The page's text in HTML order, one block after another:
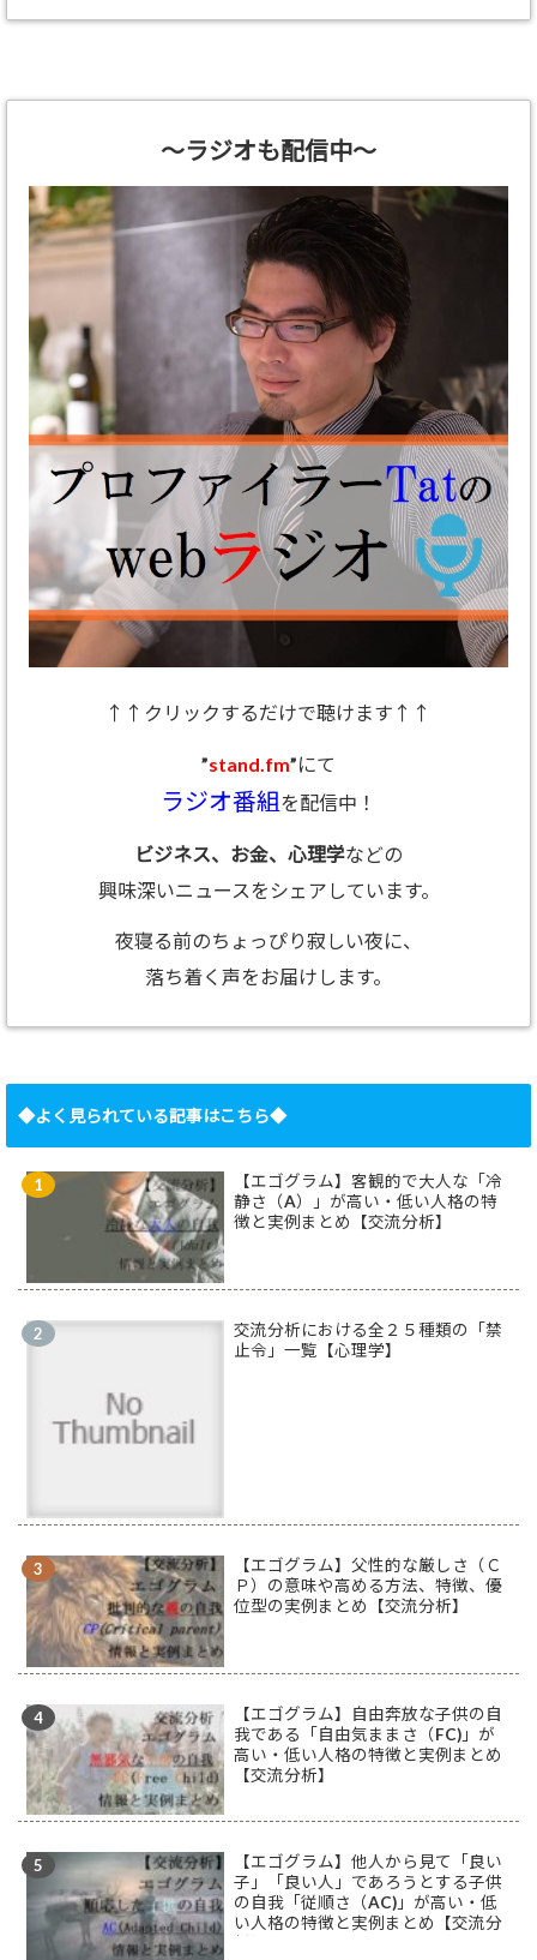
～ラジオも配信中～
↑↑クリックするだけで聴けます↑↑
”stand.fm”にて
ラジオ番組を配信中！
ビジネス、お金、心理学などの
興味深いニュースをシェアしています。
夜寝る前のちょっぴり寂しい夜に、
落ち着く声をお届けします。
◆よく見られている記事はこちら◆
【エゴグラム】客観的で大人な「冷
静さ（A）」が高い・低い人格の特
徴と実例まとめ【交流分析】
交流分析における全２５種類の「禁
止令」一覧【心理学】
【エゴグラム】父性的な厳しさ（Ｃ
Ｐ）の意味や高める方法、特徴、優
位型の実例まとめ【交流分析】
【エゴグラム】自由奔放な子供の自
我である「自由気ままさ（FC)」が
高い・低い人格の特徴と実例まとめ
【交流分析】
【エゴグラム】他人から見て「良い
子」「良い人」であろうとする子供
の自我「従順さ（AC)」が高い・低
い人格の特徴と実例まとめ【交流分